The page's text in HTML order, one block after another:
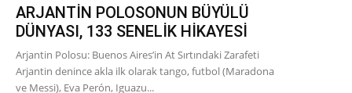
ARJANTİN POLOSONUN BÜYÜLÜ
DÜNYASI, 133 SENELİK HİKAYESİ
Arjantin Polosu: Buenos Aires’in At Sırtındaki Zarafeti
Arjantin denince akla ilk olarak tango, futbol (Maradona
ve Messi), Eva Perón, Iguazu...